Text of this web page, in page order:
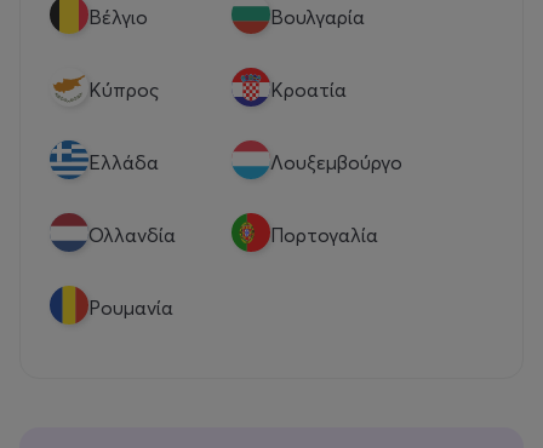
Βέλγιο Βουλγαρία
Κύπρος Κροατία
Eλλάδα Λουξεμβούργο
Ολλανδία Πορτογαλία
Ρουμανία